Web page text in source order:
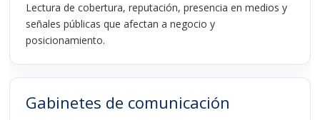
Lectura de cobertura, reputación, presencia en medios y
señales públicas que afectan a negocio y
posicionamiento.
Gabinetes de comunicación